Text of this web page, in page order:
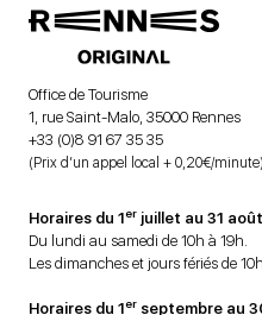
Office de Tourisme
1, rue Saint-Malo, 35000 Rennes
+33 (0)8 91 67 35 35
(Prix d’un appel local + 0,20€/minute)
Horaires du 1er juillet au 31 août
Du lundi au samedi de 10h à 19h.
Les dimanches et jours fériés de
Horaires du 1er septembre au